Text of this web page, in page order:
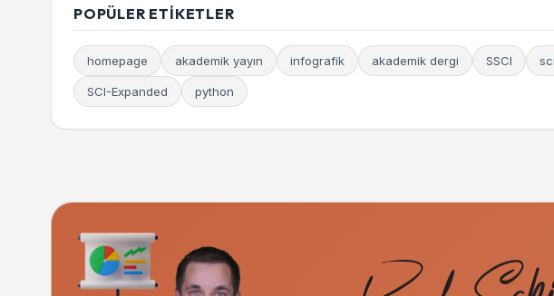
POPÜLER ETIKETLER
homepage akademik yayın infografik akademik dergi SSCI sci
SCI-Expanded python